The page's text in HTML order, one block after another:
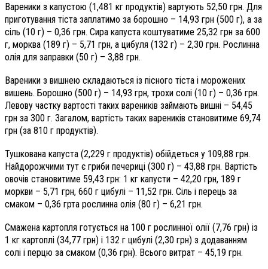
Вареники з капустою (1,481 кг продуктів) вартують 52,50 грн. Для
приготування тіста заплатимо за борошно – 14,93 грн (500 г), а за
сіль (10 г) – 0,36 грн. Сира капуста коштуватиме 25,32 грн за 600
г, морква (189 г) – 5,71 грн, а цибуля (132 г) – 2,30 грн. Рослинна
олія для заправки (50 г) – 3,88 грн.
Вареники з вишнею складаються із пісного тіста і морожених
вишень. Борошно (500 г) – 14,93 грн, трохи солі (10 г) – 0,36 грн.
Левову частку вартості таких вареників займають вишні – 54,45
грн за 300 г. Загалом, вартість таких вареників становитиме 69,74
грн (за 810 г продуктів).
Тушкована капуста (2,229 г продуктів) обійдеться у 109,88 грн.
Найдорожчими тут є гриби печериці (300 г) – 43,88 грн. Вартість
овочів становитиме 59,43 грн: 1 кг капусти – 42,20 грн, 189 г
моркви – 5,71 грн, 660 г цибулі – 11,52 грн. Сіль і перець за
смаком – 0,36 грта рослинна олія (80 г) – 6,21 грн.
Смажена картопля готується на 100 г рослинної олії (7,76 грн) із
1 кг картоплі (34,77 грн) і 132 г цибулі (2,30 грн) з додаванням
солі і перцю за смаком (0,36 грн). Всього витрат – 45,19 грн.